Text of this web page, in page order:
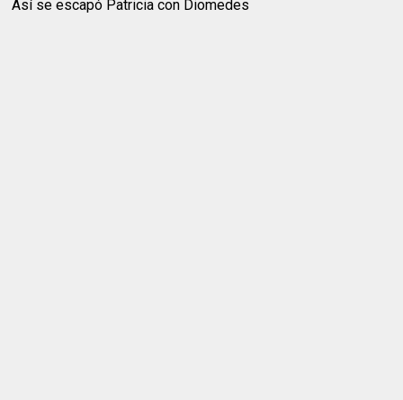
Así se escapó Patricia con Diomedes